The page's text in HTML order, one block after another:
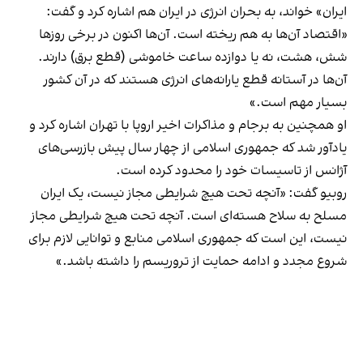
ایران» خواند، به بحران انرژی در ایران هم اشاره کرد و گفت:
«اقتصاد آن‌ها به هم ریخته است. آن‌ها اکنون در برخی روزها
شش، هشت، نه یا دوازده ساعت خاموشی (قطع برق) دارند.
آن‌ها در آستانه قطع یارانه‌های انرژی هستند که در آن کشور
بسیار مهم است.»
او همچنین به برجام و مذاکرات اخیر اروپا با تهران اشاره کرد و
یادآور شد که جمهوری اسلامی از چهار سال پیش بازرسی‌های
آژانس از تاسیسات خود را محدود کرده است.
روبیو گفت: «آنچه تحت هیچ شرایطی مجاز نیست، یک ایران
مسلح به سلاح هسته‌ای است. آنچه تحت هیچ شرایطی مجاز
نیست، این است که جمهوری اسلامی منابع و توانایی لازم برای
شروع مجدد و ادامه حمایت از تروریسم را داشته باشد.»